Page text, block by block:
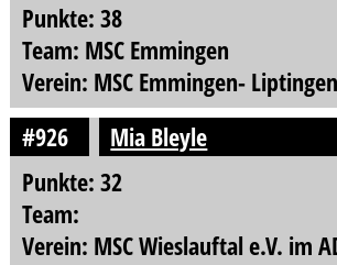
Punkte: 38
Team: MSC Emmingen
Verein: MSC Emmingen-
#926
Mia Bleyle
Punkte: 32
Team:
Verein: MSC Wieslauftal e.V. im